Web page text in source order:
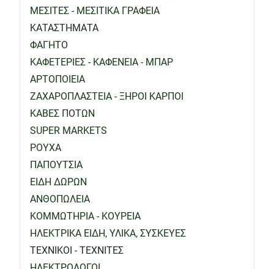
ΜΕΣΙΤΕΣ - ΜΕΣΙΤΙΚΑ ΓΡΑΦΕΙΑ
ΚΑΤΑΣΤΗΜΑΤΑ
ΦΑΓΗΤΟ
ΚΑΦΕΤΕΡΙΕΣ - ΚΑΦΕΝΕΙΑ - ΜΠΑΡ
ΑΡΤΟΠΟΙΕΙΑ
ΖΑΧΑΡΟΠΛΑΣΤΕΙΑ - ΞΗΡΟΙ ΚΑΡΠΟΙ
ΚΑΒΕΣ ΠΟΤΩΝ
SUPER MARKETS
ΡΟΥΧΑ
ΠΑΠΟΥΤΣΙΑ
ΕΙΔΗ ΔΩΡΩΝ
ΑΝΘΟΠΩΛΕΙΑ
ΚΟΜΜΩΤΗΡΙΑ - ΚΟΥΡΕΙΑ
ΗΛΕΚΤΡΙΚΑ ΕΙΔΗ, ΥΛΙΚΑ, ΣΥΣΚΕΥΕΣ
ΤΕΧΝΙΚΟΙ - ΤΕΧΝΙΤΕΣ